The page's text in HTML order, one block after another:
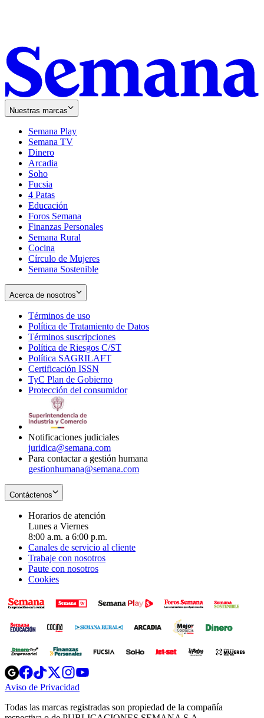
Nuestras marcas
Semana Play
Semana TV
Dinero
Arcadia
Soho
in
new
window
Fucsia
in
new
window
4 Patas
Educación
Foros Semana
Finanzas Personales
Semana Rural
Cocina
Círculo de Mujeres
Semana Sostenible
Acerca de nosotros
Términos de uso
in
new
window
Política de Tratamiento de Datos
Términos suscripciones
in
Política de Riesgos C/ST
Política SAGRILAFT
new
window
Certificación ISSN
in
new
TyC Plan de Gobierno
in
Protección del consumidorOpens
Notificaciones judiciales
juridica@semana.com
Para contactar a gestión humana
gestionhumana@semana.com
Contáctenos
Horarios de atención
Lunes a Viernes
8:00 a.m. a 6:00 p.m.
Canales de servicio al cliente
Trabaje con nosotros
Paute con nosotros
Cookies
Opens
in
new
Opens
in
new
Opens
in
new
window
Opens
new
windowwindow
Aviso de Privacidad
new
Todas las marcas registradas son propiedad de la compañía